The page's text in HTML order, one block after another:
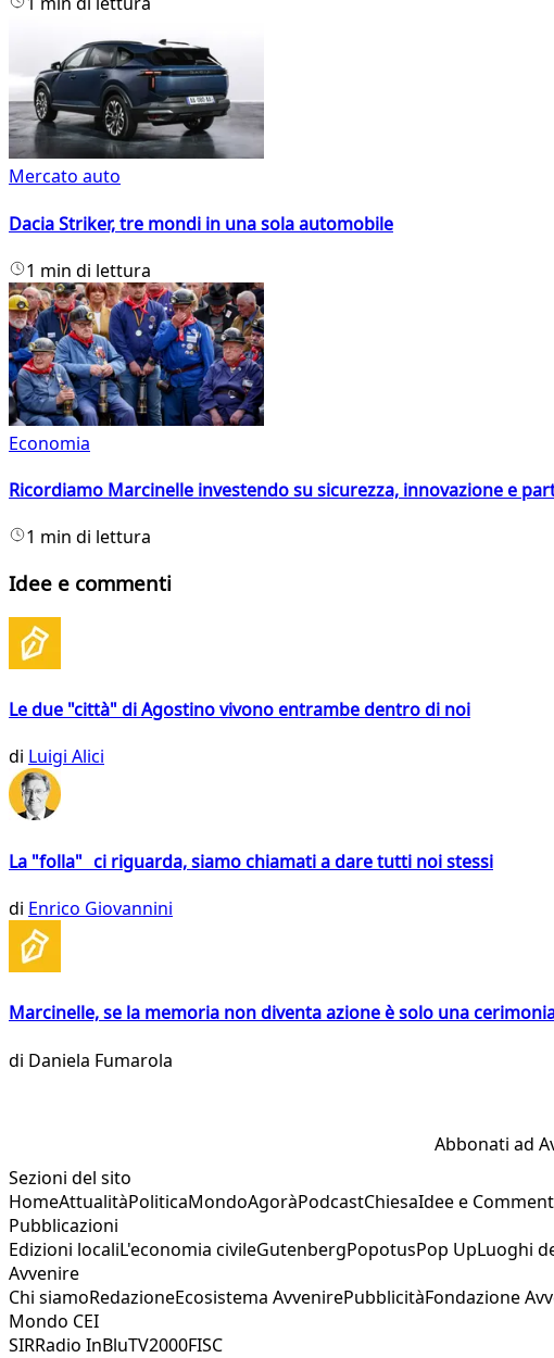
Mercato auto
Dacia Striker, tre mondi in una sola automobile
1 min di lettura
Economia
Ricordiamo Marcinelle investendo su sicurezza, innovazione e
1 min di lettura
Idee e commenti
Le due "città" di Agostino vivono entrambe dentro di noi
di Luigi Alici
La "folla" ci riguarda, siamo chiamati a dare tutti noi stessi
di Enrico Giovannini
Marcinelle, se la memoria non diventa azione è solo una
di Daniela Fumarola
Abbonati ad
Sezioni del sito
HomeAttualitàPoliticaMondoAgoràPodcastChiesaIdee e
Pubblicazioni
Edizioni localiL'economia civileGutenbergPopotusPop UpLuoghi
Avvenire
Chi siamoRedazioneEcosistema AvvenirePubblicitàFondazione
Mondo CEI
SIRRadio InBluTV2000FISC